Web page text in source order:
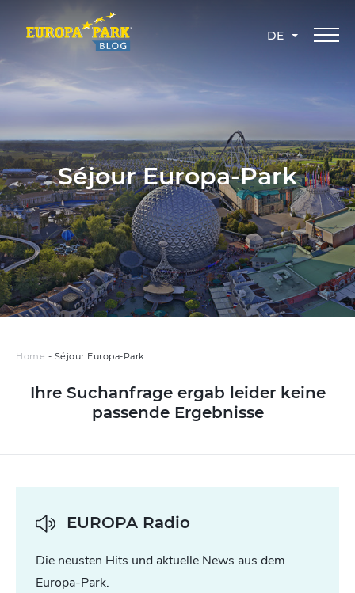
DE
Séjour Europa-Park
Home - Séjour Europa-Park
Ihre Suchanfrage ergab leider keine
passende Ergebnisse
EUROPA Radio
Die neusten Hits und aktuelle News aus dem
Europa-Park.